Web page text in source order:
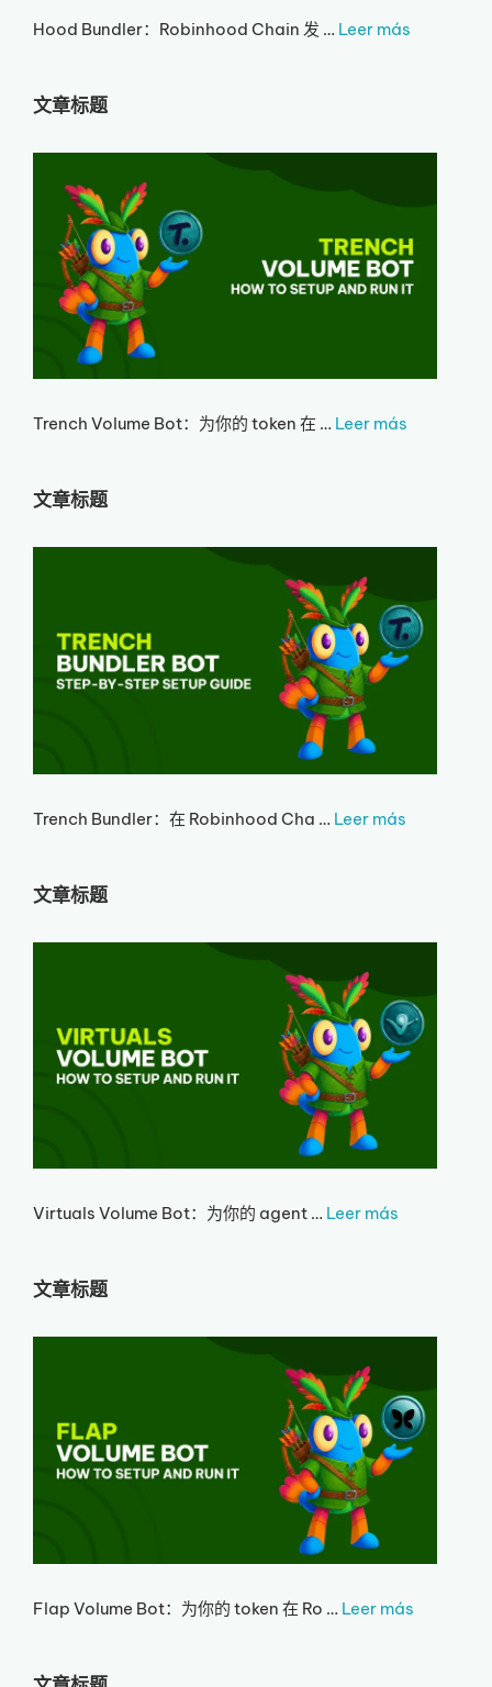
Hood Bundler：Robinhood Chain 发 … Leer más
文章标题
Trench Volume Bot：为你的 token 在 … Leer más
文章标题
Trench Bundler：在 Robinhood Cha … Leer más
文章标题
Virtuals Volume Bot：为你的 agent … Leer más
文章标题
Flap Volume Bot：为你的 token 在 Ro … Leer más